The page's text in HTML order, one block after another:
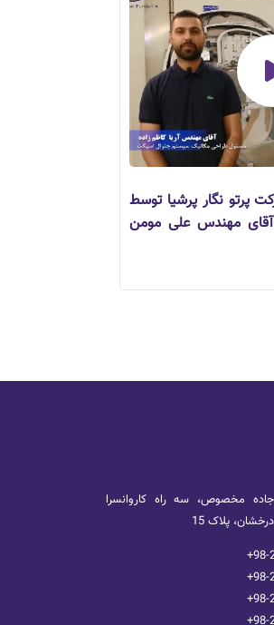
نگار پرشیا توسط
مهندس علی مومن
کیلومتر 19 جاده مخصوص، سه راه کاروانسرا
پلاک 15
+98-
+98-
+98-
+98-